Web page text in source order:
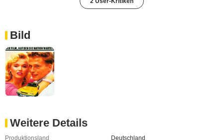
Bild
Weitere Details
Produktionsland
Deutschland